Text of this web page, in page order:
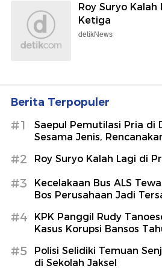
Roy Suryo
Ketiga
detikNews
Berita Terpopuler
#1
Saepul Pemutilasi Pria di
Sesama Jenis,
#2 Roy Suryo Kalah Lagi di
#3
Kecelakaan Bus ALS
Bos Perusahaan Jadi
#4
KPK Panggil Rudy
Kasus Korupsi Bansos
#5
Polisi Selidiki Temuan
di Sekolah Jaksel